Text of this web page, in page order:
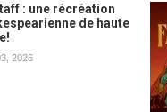
: une récréation
de haute
2026